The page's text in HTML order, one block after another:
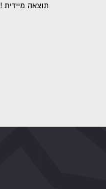
תוצאה מיידית !